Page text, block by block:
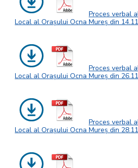
Proces verbal
Local al Orașului Ocna Mureș din
Proces verbal
Local al Orașului Ocna Mureș din
Proces verbal
Local al Orașului Ocna Mureș din